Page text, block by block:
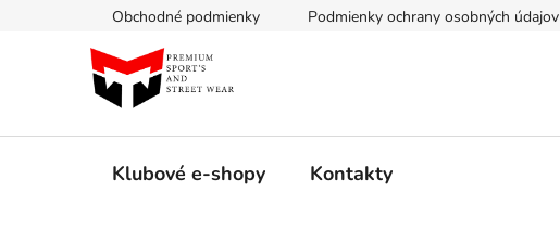
Obchodné podmienky Podmienky ochrany osobných údajov
Klubové e-shopy Kontakty